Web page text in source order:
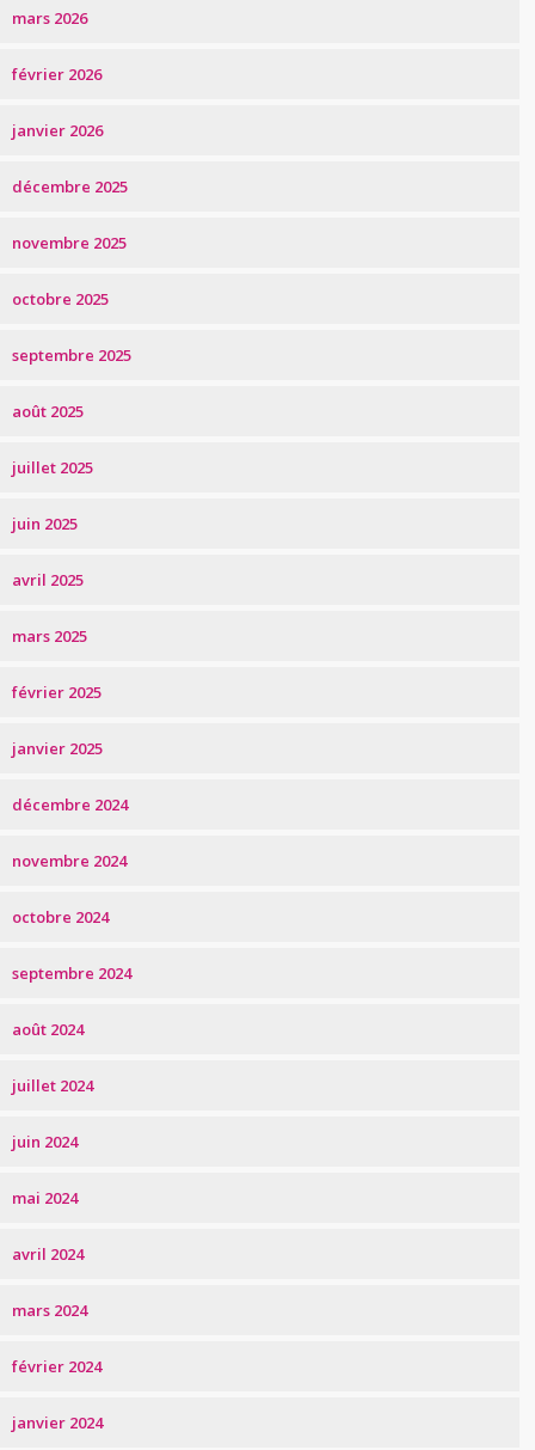
mars 2026
février 2026
janvier 2026
décembre 2025
novembre 2025
octobre 2025
septembre 2025
août 2025
juillet 2025
juin 2025
avril 2025
mars 2025
février 2025
janvier 2025
décembre 2024
novembre 2024
octobre 2024
septembre 2024
août 2024
juillet 2024
juin 2024
mai 2024
avril 2024
mars 2024
février 2024
janvier 2024